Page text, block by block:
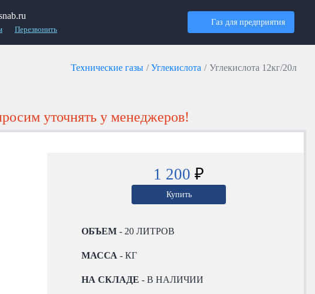
Перезвонить
Газ для предприятия
Технические газы Углекислота Углекислота 12кг/20л
уточнять у менеджеров!
1 200₽
Купить
ОБЪЕМ - 20 ЛИТРОВ
МАССА - КГ
НА СКЛАДЕ - В НАЛИЧИИ